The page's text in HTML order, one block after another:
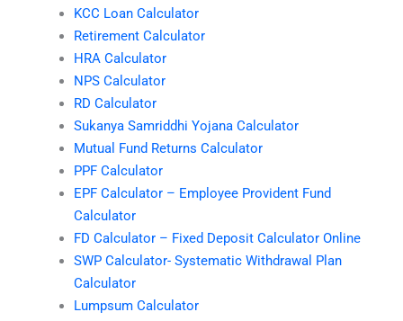
KCC Loan Calculator
Retirement Calculator
HRA Calculator
NPS Calculator
RD Calculator
Sukanya Samriddhi Yojana Calculator
Mutual Fund Returns Calculator
PPF Calculator
EPF Calculator – Employee Provident Fund
Calculator
FD Calculator – Fixed Deposit Calculator Online
SWP Calculator- Systematic Withdrawal Plan
Calculator
Lumpsum Calculator